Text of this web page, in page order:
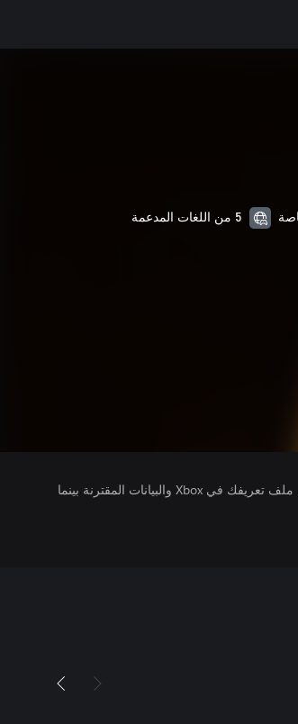
5 من اللغات المدعمة
يتلقى ناشرو الألعاب التي تقوم بتشغيلها وصولاً إلى معلومات ملف تعريفك في Xbox والبيانات المقترنة بينما